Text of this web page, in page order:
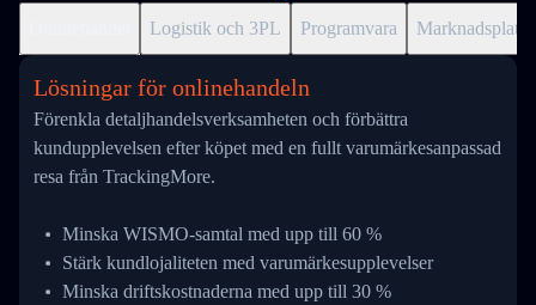
Logistik och 3PL Programvara Marknadsplats
Lösningar för onlinehandeln
Förenkla detaljhandelsverksamheten och förbättra
kundupplevelsen efter köpet med en fullt varumärkesanpassad
resa från TrackingMore.
Minska WISMO-samtal med upp till 60 %
Stärk kundlojaliteten med varumärkesupplevelser
Minska driftskostnaderna med upp till 30 %